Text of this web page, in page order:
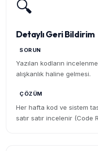
🔍
Detaylı Geri Bildirim
SORUN
Yazılan kodların
alışkanlık haline gelmesi.
ÇÖZÜM
Her hafta kod ve sistem
satır satır incelenir (Code